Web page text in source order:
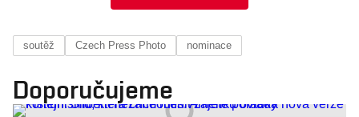
soutěž Czech Press Photo nominace
Doporučujeme